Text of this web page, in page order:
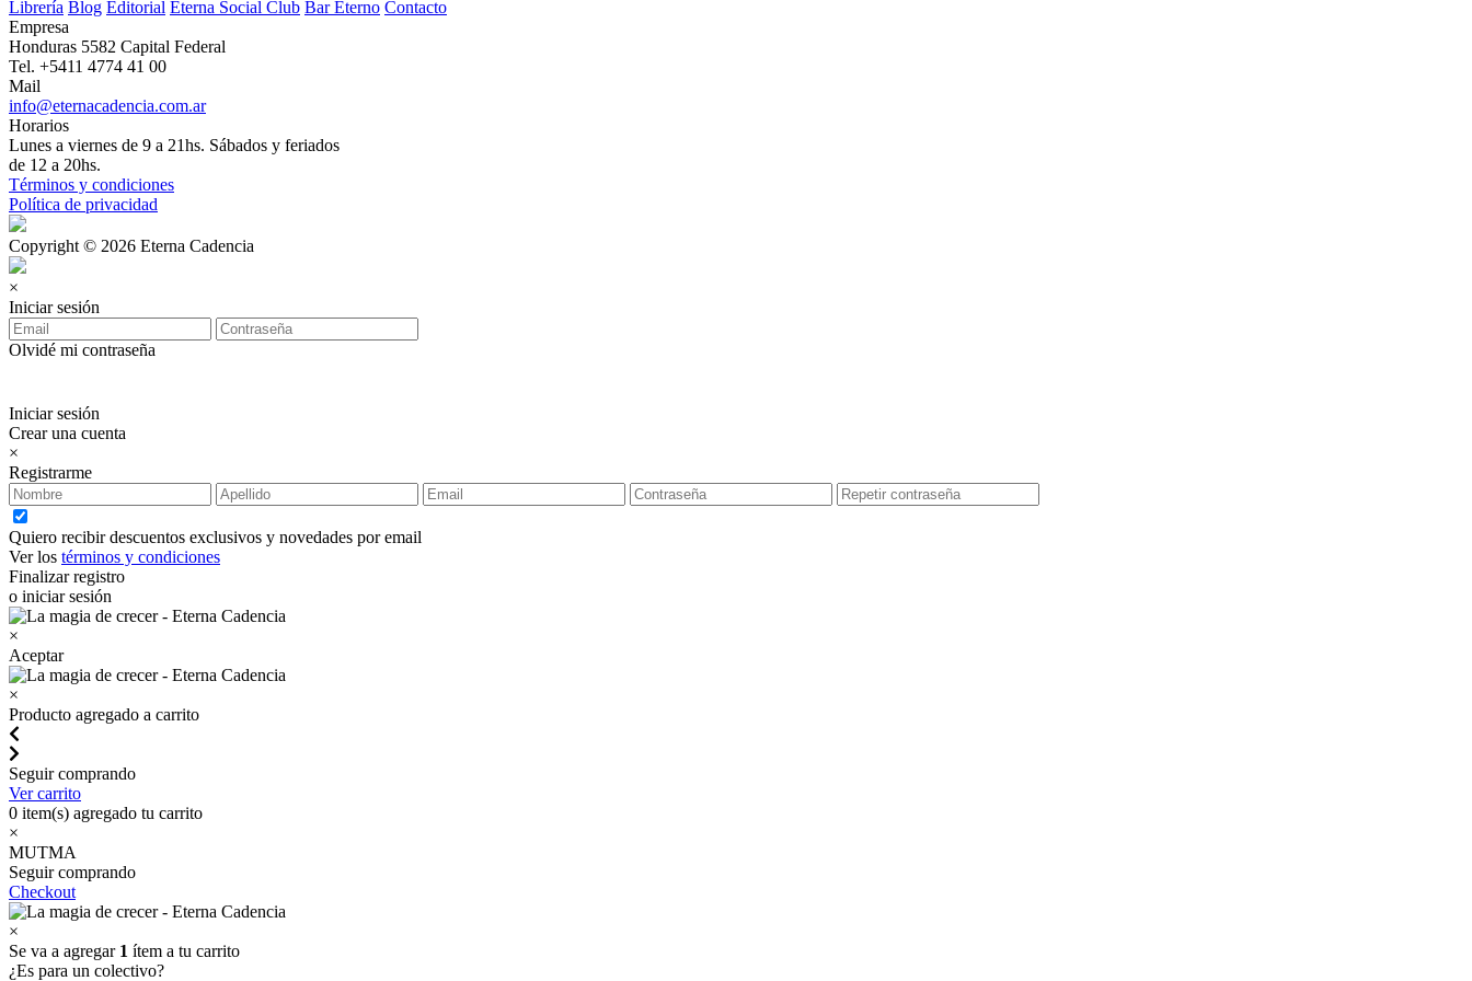
Librería Blog Editorial Eterna Social Club Bar Eterno Contacto
Empresa
Honduras 5582 Capital Federal
Tel. +5411 4774 41 00
Mail
info@eternacadencia.com.ar
Horarios
Lunes a viernes de 9 a 21hs. Sábados y feriados
de 12 a 20hs.
Términos y condiciones
Política de privacidad
Copyright © 2026 Eterna Cadencia
×
Iniciar sesión
Olvidé mi contraseña
Iniciar sesión
Crear una cuenta
×
Registrarme
Quiero recibir descuentos exclusivos y novedades por email
Ver los términos y condiciones
Finalizar registro
o iniciar sesión
×
Aceptar
×
Producto agregado a carrito
Seguir comprando
Ver carrito
0 item(s) agregado tu carrito
×
MUTMA
Seguir comprando
Checkout
×
Se va a agregar 1 ítem a tu carrito
¿Es para un colectivo?